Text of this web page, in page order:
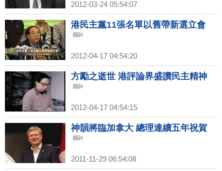
2012-03-24 05:54:07
港民主黨11張名單以舊帶新選立會
2012-04-17 04:54:20
方勵之逝世 港評論界盛讚民主精神
2012-04-17 04:54:15
神韻將臨加拿大 總理連續五年祝賀
2011-11-29 06:54:08